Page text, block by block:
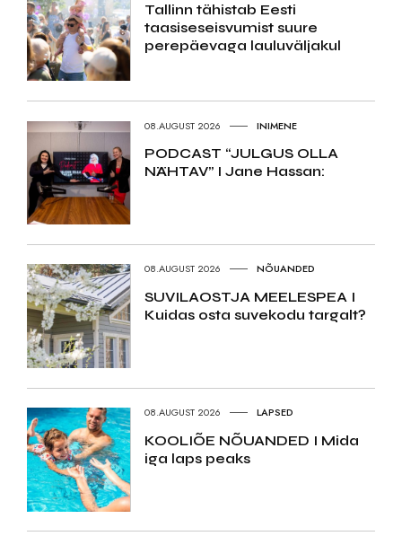
Tallinn tähistab Eesti
taasiseseisvumist suure
perepäevaga lauluväljakul
08.AUGUST 2026 INIMENE
PODCAST “JULGUS OLLA
NÄHTAV” I Jane Hassan:
08.AUGUST 2026 NÕUANDED
SUVILAOSTJA MEELESPEA I
Kuidas osta suvekodu targalt?
08.AUGUST 2026 LAPSED
KOOLIÕE NÕUANDED I Mida
iga laps peaks